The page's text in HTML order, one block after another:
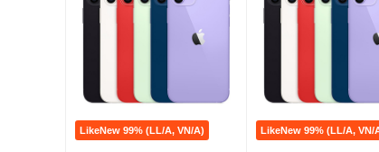
LikeNew 99% (LL/A, VN/A) LikeNew 99% (LL/A, VN/